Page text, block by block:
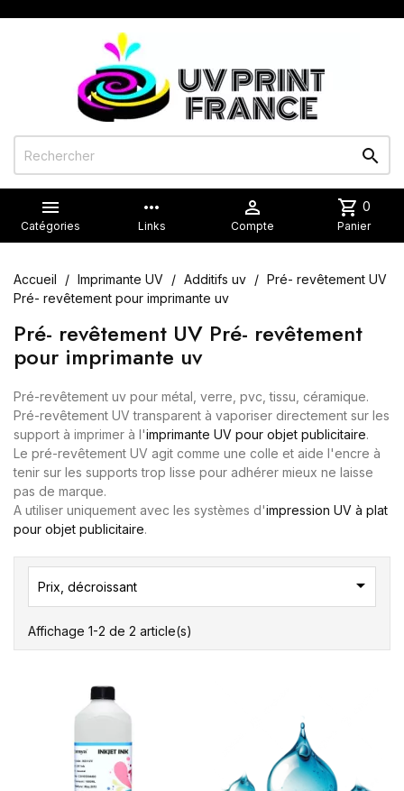


Catégories
more_horiz
Links

Compte
shopping_cart 0
Panier
Accueil Imprimante UV Additifs uv
Pré- revêtement UV
Pré- revêtement pour imprimante uv
Pré- revêtement UV Pré- revêtement
pour imprimante uv
Pré-revêtement uv pour métal, verre, pvc, tissu, céramique.
Pré-revêtement UV transparent à vaporiser directement sur les
support à imprimer à l'imprimante UV pour objet publicitaire.
Le pré-revêtement UV agit comme une colle et aide l'encre à
tenir sur les supports trop lisse pour adhérer mieux ne laisse
pas de marque.
A utiliser uniquement avec les systèmes d'impression UV à plat
pour objet publicitaire.
Prix, décroissant 
Affichage 1-2 de 2 article(s)